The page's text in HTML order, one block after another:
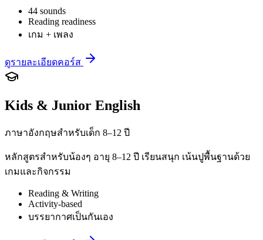
44 sounds
Reading readiness
เกม + เพลง
ดูรายละเอียดคอร์ส
Kids & Junior English
ภาษาอังกฤษสำหรับเด็ก 8–12 ปี
หลักสูตรสำหรับน้องๆ อายุ 8–12 ปี เรียนสนุก เน้นปูพื้นฐานด้วย
เกมและกิจกรรม
Reading & Writing
Activity-based
บรรยากาศเป็นกันเอง